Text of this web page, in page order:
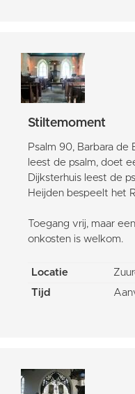
Stiltemoment
Psalm 90, Barbara de
leest de psalm, doet
Dijksterhuis leest de
Heijden bespeelt het
Toegang vrij, maar
onkosten is welkom.
Locatie
Tijd